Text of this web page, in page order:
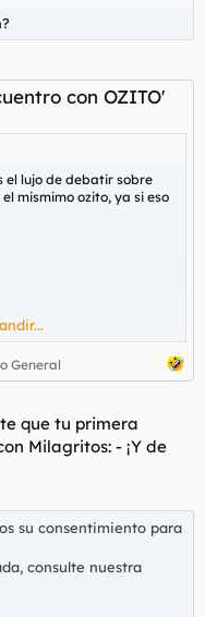
con OZITO'
el lujo de debatir sobre
mismimo ozito, ya si eso
estado hablando con el
General
que tu primera
Milagritos: - ¡Y de
su consentimiento para
consulte nuestra